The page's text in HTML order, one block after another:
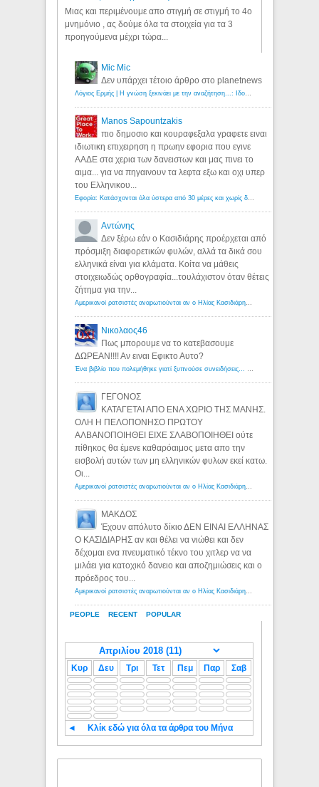
Μιας και περιμένουμε απο στιγμή σε στιγμή το 4ο
μνημόνιο , ας δούμε όλα τα στοιχεία για τα 3
προηγούμενα μέχρι τώρα...
PEOPLE RECENT POPULAR
Mic Mic
Δεν υπάρχει τέτοιο άρθρο στο planetnews
Manos Sapountzakis
πιο δημοσιο και κουραφεξαλα γραφετε ειναι
ιδιωτικη επιχειρηση η πρωην εφορια που εγινε
ΑΑΔΕ στα χερια των δανειστων και μας πινει το
αιμα... για να πηγαινουν τα λεφτα εξω και οχι υπερ
του Ελληνικου...
Αντώνης
Δεν ξέρω εάν ο Κασιδιάρης προέρχεται από
πρόσμιξη διαφορετικών φυλών, αλλά τα δικά σου
ελληνικά είναι για κλάματα. Κοίτα να μάθεις
στοιχειωδώς ορθογραφία...τουλάχιστον όταν θέτεις
ζήτημα για την...
Νικολαος46
Πως μπορουμε να το κατεβασουμε
ΔΩΡΕΑΝ!!!! Αν ειναι Εφικτο Αυτο?
ΓΕΓΟΝΟΣ
ΚΑΤΑΓΕΤΑΙ ΑΠΟ ΕΝΑ ΧΩΡΙΟ ΤΗΣ ΜΑΝΗΣ.
ΟΛΗ Η ΠΕΛΟΠΟΝΗΣΟ ΠΡΩΤΟΥ
ΑΛΒΑΝΟΠΟΙΗΘΕΙ ΕΙΧΕ ΣΛΑΒΟΠΟΙΗΘΕΙ ούτε
πίθηκος θα έμενε καθαρόαιμος μετα απο την
εισβολή αυτών των μη ελληνικών φυλων εκεί κατω.
Οι...
ΜΑΚΔΟΣ
Έχουν απόλυτο δίκιο ΔΕΝ ΕΙΝΑΙ ΕΛΛΗΝΑΣ
Ο ΚΑΣΙΔΙΑΡΗΣ αν και θέλει να νιώθει και δεν
δέχομαι ενα πνευματικό τέκνο του χιτλερ να να
μιλάει για κατοχικό δανειο και αποζημιώσεις και ο
πρόεδρος του...
Κυρ Δευ Τρι Τετ Πεμ Παρ Σαβ
◄ Κλίκ εδώ για όλα τα άρθρα του Μήνα